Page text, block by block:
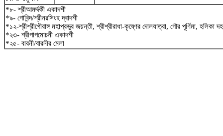
*৮- শ্রীআমর্দ্দকী একাদশী
*৯- গোবিন্দ/শ্রীনরসিংহ দ্বাদশী
*১২-শ্রীশ্রীগৌরাঙ্গ মহাপ্রভুর জয়ন্তী, শ্রীশ্রীরাধা-কৃষ্ণের দোলযাত্রা, গৌর পূর্ণিমা, হলিকা
*২৩- শ্রীপাপমোচনী একাদশী
*২৫- বারনী/বারনীর মেলা